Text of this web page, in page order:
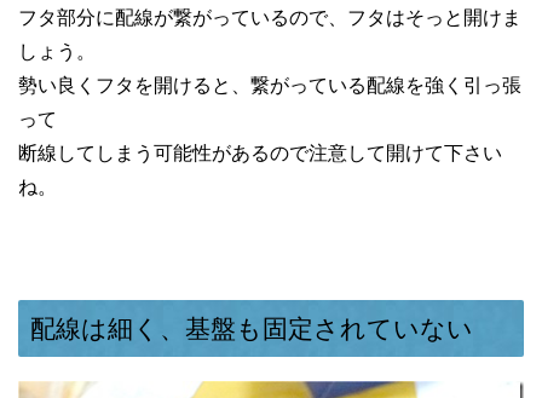
フタ部分に配線が繋がっているので、フタはそっと開けま
しょう。
勢い良くフタを開けると、繋がっている配線を強く引っ張
って
断線してしまう可能性があるので注意して開けて下さい
ね。
配線は細く、基盤も固定されていない